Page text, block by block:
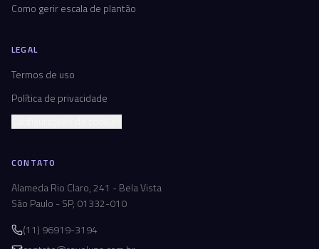
Como gerir escala de plantão
LEGAL
Termos de uso
Política de privacidade
CONTATO
Alameda Rio Claro, 241 - Bela Vista
São Paulo - SP, 01332-010
(11) 96919-3194